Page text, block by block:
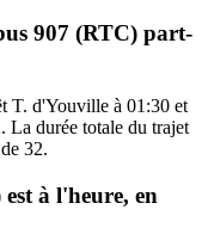
907 (RTC) part-
T. d'Youville à 01:30 et
La durée totale du trajet
32.
à l'heure, en